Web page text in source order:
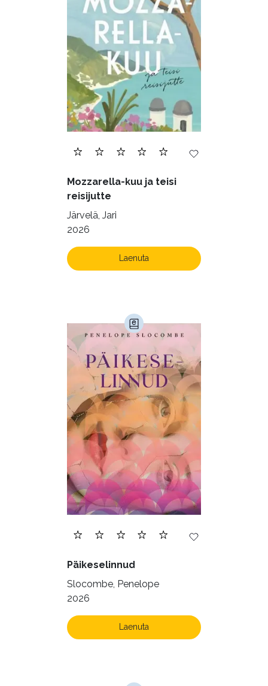
Mozzarella-kuu ja teisi
reisijutte
Järvelä, Jari
2026
Laenuta
Päikeselinnud
Slocombe, Penelope
2026
Laenuta